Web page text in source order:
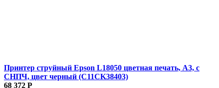
Принтер струйный Epson L18050 цветная печать, A3, с
СНПЧ, цвет черный (C11CK38403)
68 372 Р